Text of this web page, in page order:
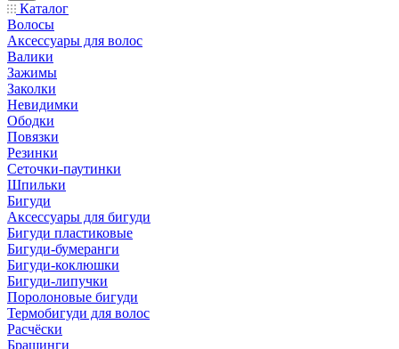
Каталог
Волосы
Аксессуары для волос
Валики
Зажимы
Заколки
Невидимки
Ободки
Повязки
Резинки
Сеточки-паутинки
Шпильки
Бигуди
Аксессуары для бигуди
Бигуди пластиковые
Бигуди-бумеранги
Бигуди-коклюшки
Бигуди-липучки
Поролоновые бигуди
Термобигуди для волос
Расчёски
Брашинги